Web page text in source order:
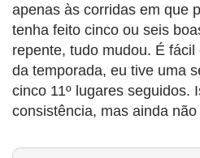
apenas às corridas em que
tenha feito cinco ou seis
repente, tudo mudou. É
da temporada, eu tive uma
cinco 11º lugares seguidos.
consistência, mas ainda não